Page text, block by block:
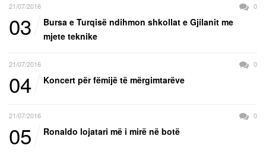
21/07/2016 0
03
Bursa e Turqisë ndihmon shkollat e Gjilanit me
mjete teknike
21/07/2016 0
04 Koncert për fëmijë të mërgimtarëve
21/07/2016 0
05 Ronaldo lojatari më i mirë në botë